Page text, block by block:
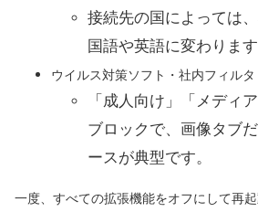
接続先の国によっては
国語や英語に変わります
ウイルス対策ソフト・社内フィルタ
「成人向け」「メディ
ブロックで、画像タブ
ースが典型です。
一度、すべての拡張機能をオフにして再